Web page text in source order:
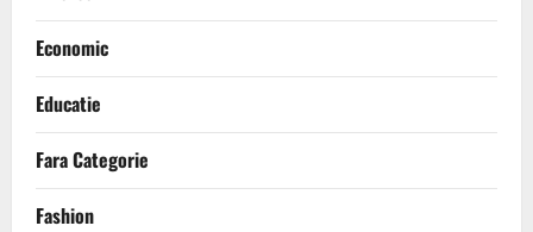
Economic
Educatie
Fara Categorie
Fashion